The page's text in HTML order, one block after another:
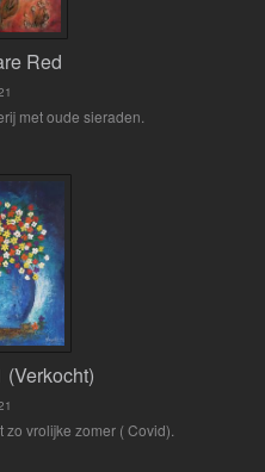
Red
met oude sieraden.
(Verkocht)
vrolijke zomer ( Covid).